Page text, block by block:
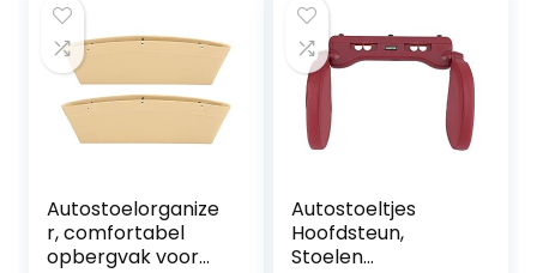
Autostoelorganize
r, comfortabel
opbergvak voor
Autostoeltjes
Hoofdsteun,
Stoelen